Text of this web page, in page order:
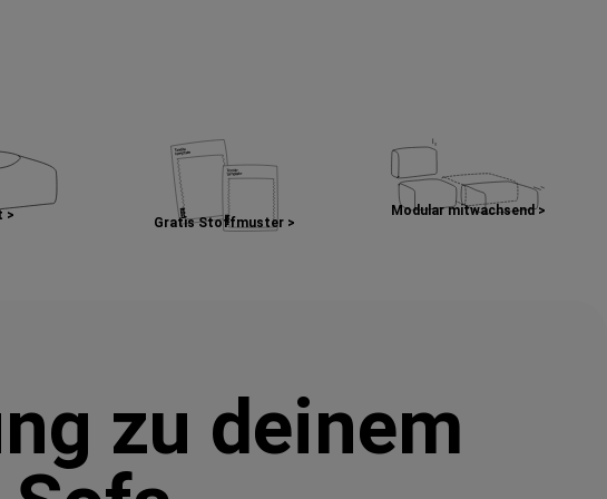
>
Gratis Stoffmuster >
Modular mitwachsend >
zu deinem